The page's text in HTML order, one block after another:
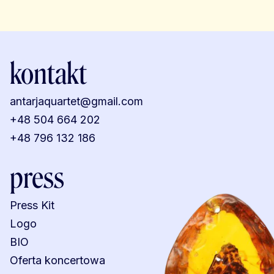
kontakt
antarjaquartet@gmail.com
+48 504 664 202
+48 796 132 186
press
Press Kit
Logo
BIO
Oferta koncertowa